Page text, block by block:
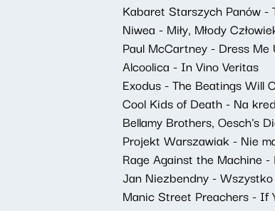
Kabaret Starszych Panów -
Niwea - Miły, Młody
Paul McCartney - Dress
Alcoolica - In Vino Veritas
Exodus - The Beatings Will
Cool Kids of Death - Na
Bellamy Brothers, Oesch's
Projekt Warszawiak - Nie
Rage Against the Machine -
Jan Niezbendny -
Manic Street Preachers - If